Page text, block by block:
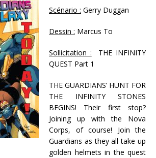
Scénario : Gerry Duggan
Dessin : Marcus To
Sollicitation : THE INFINITY
QUEST Part 1
THE GUARDIANS’ HUNT FOR
THE INFINITY STONES
BEGINS! Their first stop?
Joining up with the Nova
Corps, of course! Join the
Guardians as they all take up
golden helmets in the quest